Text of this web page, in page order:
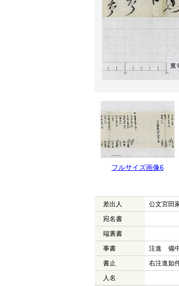
フルサイズ画像6
差出人
公文宮田
宛名書
端裏書
事書
注進 備
書止
右注進如
人名